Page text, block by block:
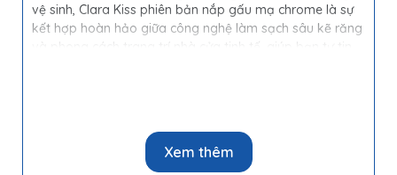
vệ sinh, Clara Kiss phiên bản nắp gấu mạ chrome là sự
kết hợp hoàn hảo giữa công nghệ làm sạch sâu kẽ răng
và phong cách trang trí nhà cửa tinh tế, giúp bạn tự tin
Xem thêm